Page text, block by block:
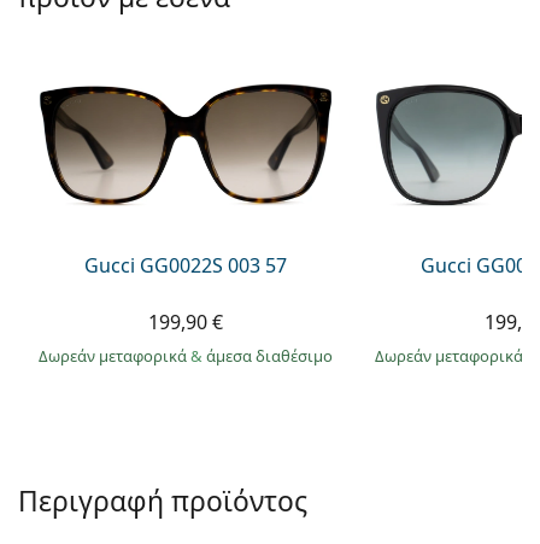
Persol
Όλες οι μάρκες
Gucci GG0022S 003 57
199,90 €
Δωρεάν μεταφορικά& άμεσα διαθέσιμο
Gucci
Δωρεάν μεταφορικά
Περιγραφή προϊόντος